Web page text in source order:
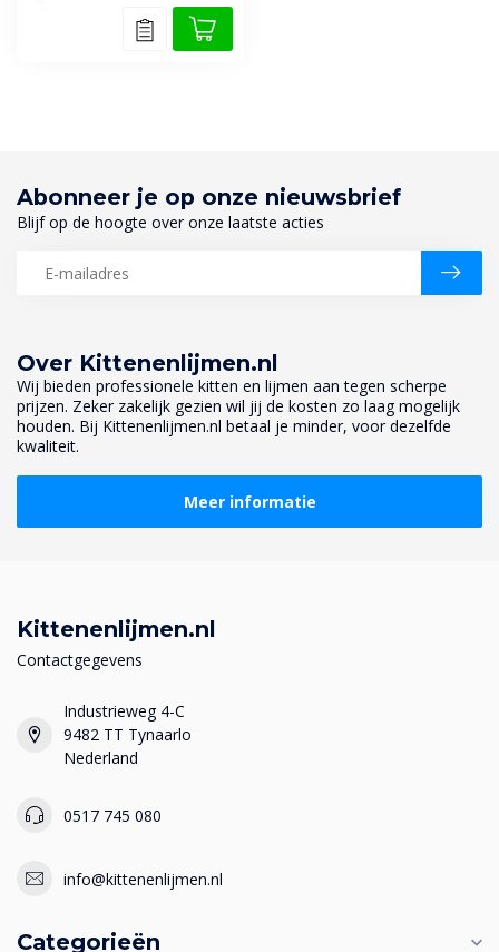
Over Kittenenlijmen.nl
Wij bieden professionele kitten en lijmen aan tegen scherpe
prijzen. Zeker zakelijk gezien wil jij de kosten zo laag mogelijk
houden. Bij Kittenenlijmen.nl betaal je minder, voor dezelfde
kwaliteit.
Meer informatie
Abonneer je op onze nieuwsbrief
Blijf op de hoogte over onze laatste acties
Kittenenlijmen.nl
Contactgegevens
Industrieweg 4-C
9482 TT Tynaarlo
Nederland
0517 745 080
info@kittenenlijmen.nl
Categorieën